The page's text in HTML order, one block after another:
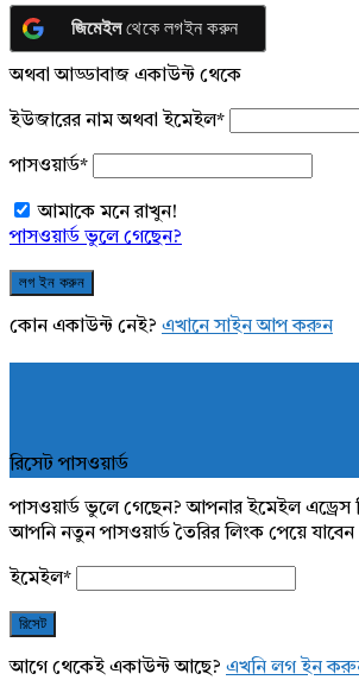
জিমেইলথেকে লগইন করুন
অথবা আড্ডাবাজ একাউন্ট থেকে
ইউজারের নাম অথবা ইমেইল*
পাসওয়ার্ড*
আমাকে মনে রাখুন!
পাসওয়ার্ড ভুলে গেছেন?
কোন একাউন্ট নেই? এখানে সাইন আপ করুন
রিসেট পাসওয়ার্ড
পাসওয়ার্ড ভুলে গেছেন? আপনার ইমেইল এড্রেস
আপনি নতুন পাসওয়ার্ড তৈরির লিংক পেয়ে
ইমেইল*
আগে থেকেই একাউন্ট আছে? এখনি লগ ইন